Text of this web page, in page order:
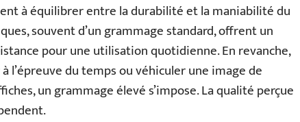
à équilibrer entre la durabilité et la maniabilité du
souvent d’un grammage standard, offrent un
pour une utilisation quotidienne. En revanche,
l’épreuve du temps ou véhiculer une image de
un grammage élevé s’impose. La qualité perçue